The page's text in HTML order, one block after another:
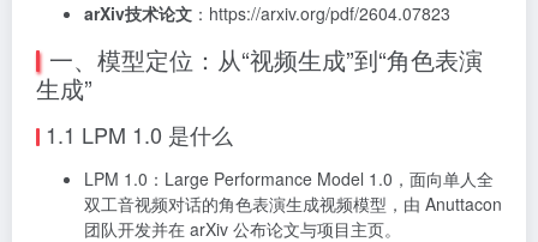
arXiv技术论文 ：https://arxiv.org/pdf/2604.07823
一、模型定位：从“视频生成”到“角色表演
生成”
1.1 LPM 1.0 是什么
LPM 1.0：Large Performance Model 1.0，面向单人全
双工音视频对话的角色表演生成视频模型，由 Anuttacon
团队开发并在 arXiv 公布论文与项目主页。